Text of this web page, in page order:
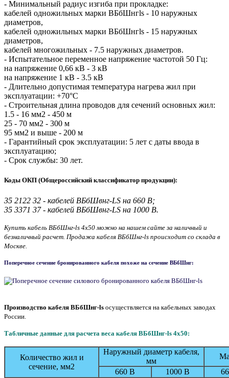
- Минимальный радиус изгиба при прокладке:
кабелей одножильных марки ВБбШнгls - 10 наружных
диаметров,
кабелей одножильных марки ВБбШнгls - 15 наружных
диаметров,
кабелей многожильных - 7.5 наружных диаметров.
- Испытательное переменное напряжение частотой 50 Гц:
на напряжение 0,66 кВ - 3 кВ
на напряжение 1 кВ - 3.5 кВ
- Длительно допустимая температура нагрева жил при
эксплуатации: +70°С
- Строительная длина проводов для сечений основных жил:
1.5 - 16 мм2 - 450 м
25 - 70 мм2 - 300 м
95 мм2 и выше - 200 м
- Гарантийный срок эксплуатации: 5 лет с даты ввода в
эксплуатацию;
- Срок службы: 30 лет.
Коды ОКП (Общероссийский классификатор продукции):
35 2122 32 - кабелей ВБбШвнг-LS на 660 В;
35 3371 37 - кабелей ВБбШвнг-LS на 1000 В.
Купить кабель ВБбШнг-ls 4х50 можно на нашем сайте за наличный и
безналичный расчет. Продажа кабеля ВБбШнг-ls происходит со склада в
Москве.
Поперечное сечение бронированного кабеля похоже на сечение ВБбШнг:
Производство кабеля ВБбШнг-ls осуществляется на кабельных заводах
России.
Табличные данные для расчета веса кабеля ВБбШнг-ls 4х50:
Количество жил и
сечение, мм2
Наружный диаметр кабеля,
мм
660 В
1000 В